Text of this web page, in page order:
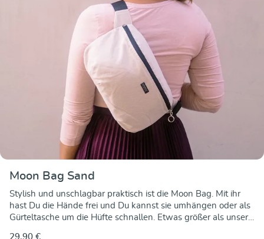
Moon Bag Sand
Stylish und unschlagbar praktisch ist die Moon Bag. Mit ihr
hast Du die Hände frei und Du kannst sie umhängen oder als
Gürteltasche um die Hüfte schnallen. Etwas größer als unsere
29,90 €